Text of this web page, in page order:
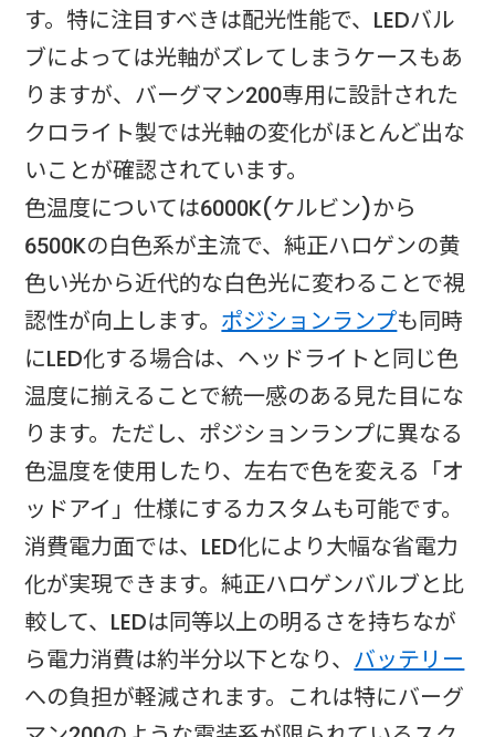
す。特に注目すべきは配光性能で、LEDバル
ブによっては光軸がズレてしまうケースもあ
りますが、バーグマン200専用に設計された
クロライト製では光軸の変化がほとんど出な
いことが確認されています。​
色温度については6000K(ケルビン)から
6500Kの白色系が主流で、純正ハロゲンの黄
色い光から近代的な白色光に変わることで視
認性が向上します。 ポジションランプも同時
にLED化する場合は、ヘッドライトと同じ色
温度に揃えることで統一感のある見た目にな
ります。ただし、ポジションランプに異なる
色温度を使用したり、左右で色を変える「オ
ッドアイ」仕様にするカスタムも可能です。​
消費電力面では、LED化により大幅な省電力
化が実現できます。純正ハロゲンバルブと比
較して、LEDは同等以上の明るさを持ちなが
ら電力消費は約半分以下となり、 バッテリー
への負担が軽減されます。これは特にバーグ